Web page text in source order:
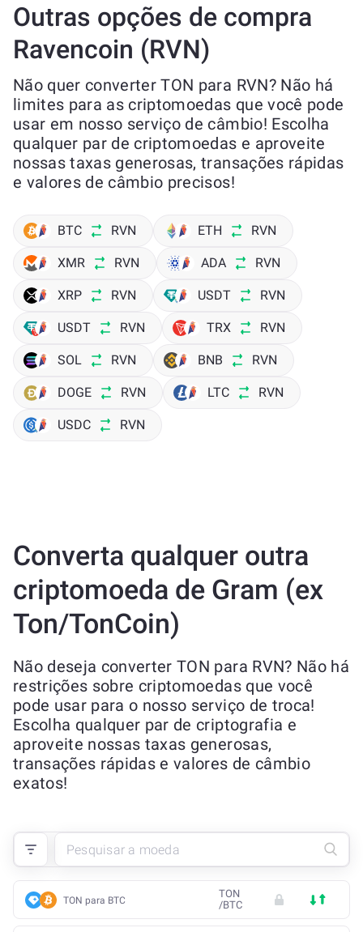
Outras opções de compra
Ravencoin (RVN)
Não quer converter TON para RVN? Não há
limites para as criptomoedas que você pode
usar em nosso serviço de câmbio! Escolha
qualquer par de criptomoedas e aproveite
nossas taxas generosas, transações rápidas
e valores de câmbio precisos!
BTC RVN ETH RVN
XMR RVN ADA RVN
XRP RVN USDT RVN
USDT RVN TRX RVN
SOL RVN BNB RVN
DOGE RVN LTC RVN
USDC RVN
Converta qualquer outra
criptomoeda de Gram (ex
Ton/TonCoin)
Não deseja converter TON para RVN? Não há
restrições sobre criptomoedas que você
pode usar para o nosso serviço de troca!
Escolha qualquer par de criptografia e
aproveite nossas taxas generosas,
transações rápidas e valores de câmbio
exatos!
TON para BTC
TON
/BTC